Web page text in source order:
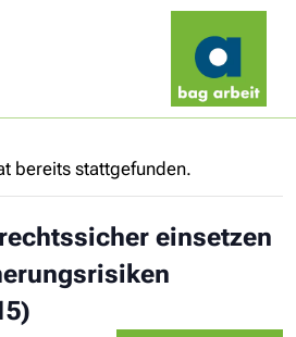
bereits stattgefunden.
einsetzen